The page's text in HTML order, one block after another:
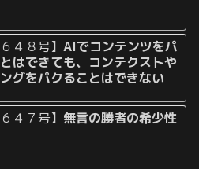
６４８号】AIでコンテンツをパ
はできても、コンテクストや
グをパクることはできない
４７号】 無言の勝者の希少性